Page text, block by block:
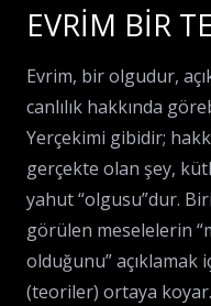
EVRİM BİR
Evrim, bir olgudur,
canlılık hakkında
Yerçekimi gibidir;
gerçekte olan şey,
yahut “olgusu”dur.
görülen meselelerin
olduğunu”
(teoriler) ortaya